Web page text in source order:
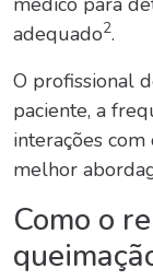
adequado2.
O profissional
paciente, a
interações
melhor
Como o